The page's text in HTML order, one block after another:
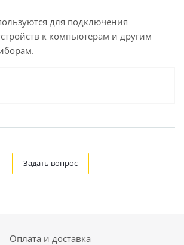
для подключения
к компьютерам и другим
Задать вопрос
Оплата и доставка